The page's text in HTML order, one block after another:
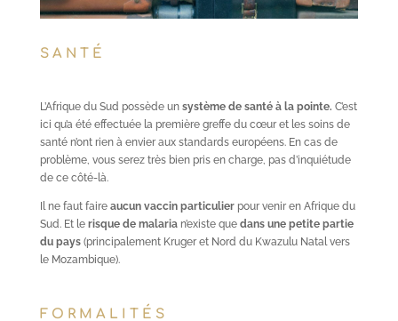
SANTÉ
L’Afrique du Sud possède unsystème de santé à la pointe. C’est
ici qu’a été effectuée la première greffe du cœur et les soins de
santé n’ont rien à envier aux standards européens. En cas de
problème, vous serez très bien pris en charge, pas d’inquiétude
de ce côté-là.
Il ne faut faire aucun vaccin particulierpour venir en Afrique du
Sud. Et le risque de malarian’existe que dans une petite partie
du pays(principalement Kruger et Nord du Kwazulu Natal vers
le Mozambique).
FORMALITÉS